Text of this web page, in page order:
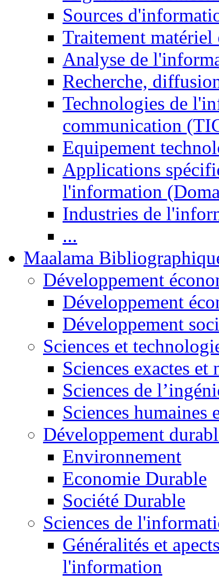
Sources
Traitement matériel
Analyse de
Recherche,
Technologies de
communication
Equipement
Applications
l'information
Industries de
...
Maalama
Développement
Développement
Développement
Sciences et
Sciences exactes et
Sciences de
Sciences humaines
Développement
Environnement
Economie Durable
Société Durable
Sciences de
Généralités et
l'information